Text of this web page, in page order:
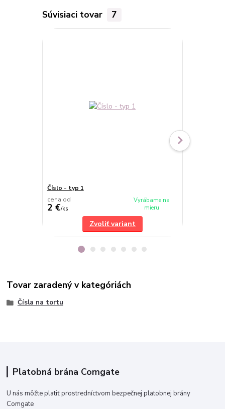
Súvisiaci tovar 7
Číslo - typ 1
cena od
2 €/ks
Vyrábame na
mieru
Zvoliť variant
Tovar zaradený v kategóriách
Čísla na tortu
Platobná brána Comgate
U nás môžte platiť prostredníctvom bezpečnej platobnej brány
Comgate